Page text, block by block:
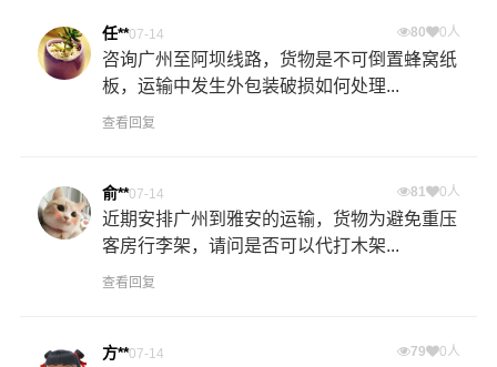
任**07-14 80 0人
咨询广州至阿坝线路，货物是不可倒置蜂窝纸
板，运输中发生外包装破损如何处理...
查看回复
俞**07-14 81 0人
近期安排广州到雅安的运输，货物为避免重压
客房行李架，请问是否可以代打木架...
查看回复
方**07-14 79 0人